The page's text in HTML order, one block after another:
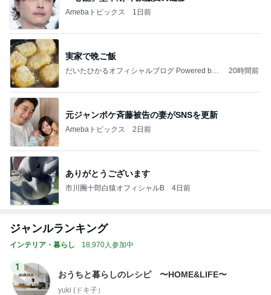
Amebaトピックス 1日前
実家で晩ご飯
だいたひかるオフィシャルブログ Powered by
20時間前
元ジャンポケ斉藤被告の妻がSNSを更新
Amebaトピックス 2日前
ありがとうございます
市川團十郎白猿オフィシャルB 4日前
ジャンルランキング
インテリア・暮らし 18,970人参加中
1
おうちと暮らしのレシピ 〜HOME&LIFE〜
yuki (ドキ子）